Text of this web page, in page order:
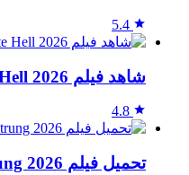
5.4
شاهد فيلم Her Private Hell 2026 مترجم HD
4.8